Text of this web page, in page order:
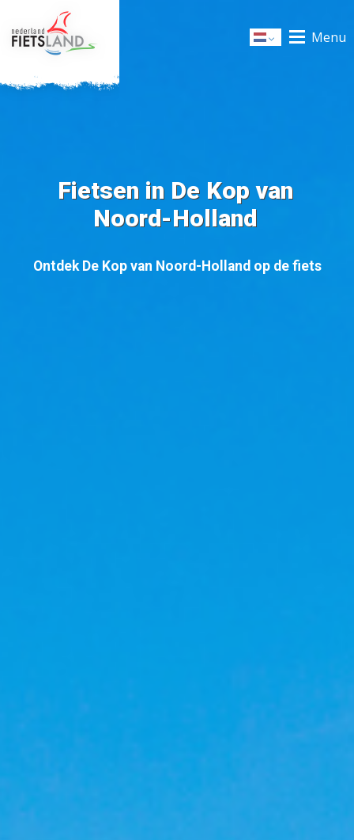
Dutch Menu
Fietsen in De Kop van
Noord-Holland
Ontdek De Kop van Noord-Holland op de fiets